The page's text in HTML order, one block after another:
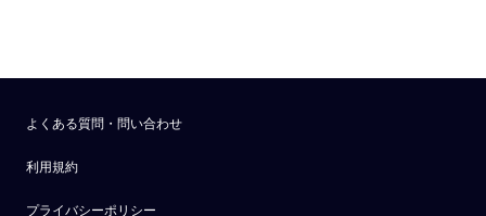
よくある質問・問い合わせ
利用規約
プライバシーポリシー